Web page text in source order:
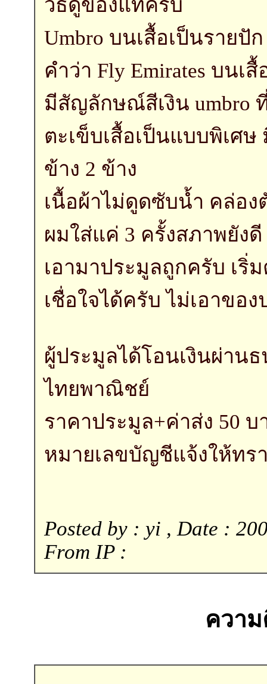
วิธีดูของแท้ครับ
Umbro บนเสื้อเป็นรายปั
คำว่า Fly Emirates บนเ
มีสัญลักษณ์สีเงิน umbro
ตะเข็บเสื้อเป็นแบบพิเศ
ข้าง 2 ข้าง
เนื้อผ้าไม่ดูดซับน้ำ คล่อง
ผมใส่แค่ 3 ครั้งสภาพยังดี
เอามาประมูลถูกครับ เริ่
เชื่อใจได้ครับ ไม่เอาข
ผู้ประมูลได้โอนเงินผ่าน
ไทยพาณิชย์
ราคาประมูล+ค่าส่ง 50 บ
หมายเลขบัญชีแจ้งให้ทร
Posted by : yi , Date :
From IP :
ควา